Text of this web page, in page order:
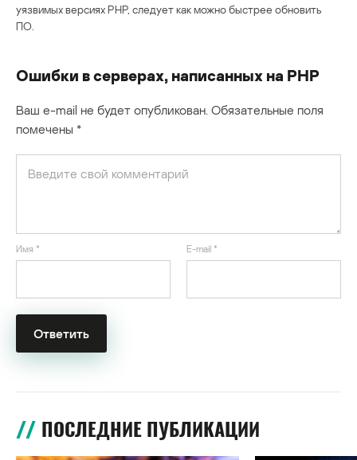
уязвимых версиях PHP, следует как можно быстрее обновить
ПО.
Ошибки в серверах, написанных на PHP
Ваш e-mail не будет опубликован. Обязательные поля
помечены *
Имя * E-mail *
ПОСЛЕДНИЕ ПУБЛИКАЦИИ